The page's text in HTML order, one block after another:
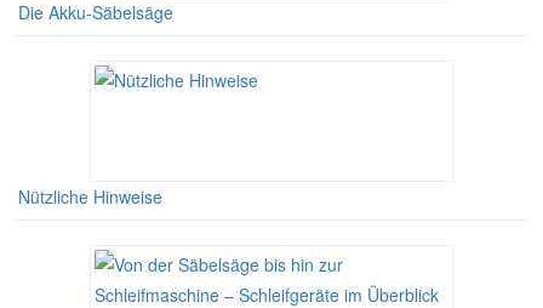
Die Akku-Säbelsäge
Nützliche Hinweise